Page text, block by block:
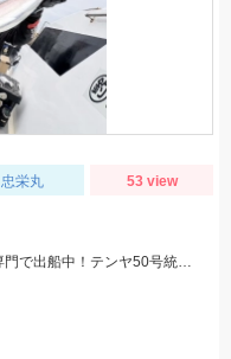
忠栄丸 53 view
20本超えの方数名、爆発でしたよ。テンヤ専門で出船中！テンヤ50号統一、大チャンスですよ！